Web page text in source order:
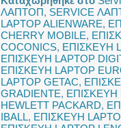
ΛΑΠΤΟΠ, SERVICE
LAPTOP ALIENWARE,
CHERRY MOBILE,
COCONICS, ΕΠΙΣΚΕΥΗ
ΕΠΙΣΚΕΥΗ LAPTOP
ΕΠΙΣΚΕΥΗ LAPTOP
LAPTOP GETAC,
GRADIENTE, ΕΠΙΣΚΕΥΗ
HEWLETT PACKARD,
IBALL, ΕΠΙΣΚΕΥΗ